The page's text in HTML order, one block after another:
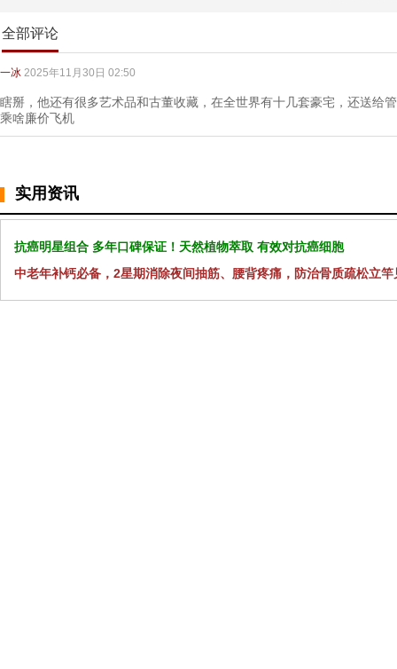
全部评论
一冰 2025年11月30日 02:50
瞎掰，他还有很多艺术品和古董收藏，在全世界有十几套豪宅，还送给
乘啥廉价飞机
实用资讯
抗癌明星组合 多年口碑保证！天然植物萃取 有效对抗癌细胞
中老年补钙必备，2星期消除夜间抽筋、腰背疼痛，防治骨质疏松立竿